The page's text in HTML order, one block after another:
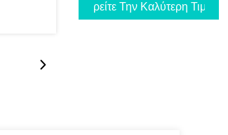
Βρείτε Την Καλύτερη Τιμή